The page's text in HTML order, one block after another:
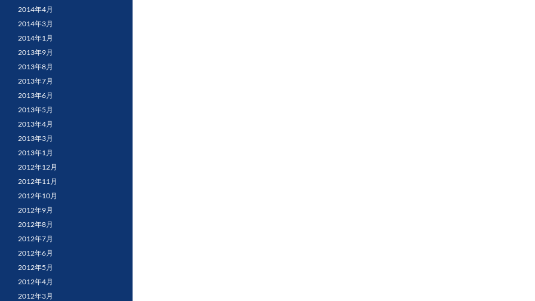
2014年4月
2014年3月
2014年1月
2013年9月
2013年8月
2013年7月
2013年6月
2013年5月
2013年4月
2013年3月
2013年1月
2012年12月
2012年11月
2012年10月
2012年9月
2012年8月
2012年7月
2012年6月
2012年5月
2012年4月
2012年3月